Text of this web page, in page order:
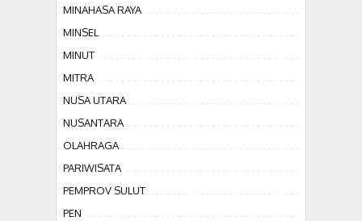
MINAHASA RAYA
MINSEL
MINUT
MITRA
NUSA UTARA
NUSANTARA
OLAHRAGA
PARIWISATA
PEMPROV SULUT
PEN